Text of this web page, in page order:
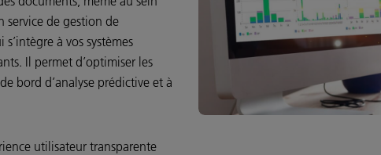
service de gestion de
à vos systèmes
Il permet d’optimiser les
bord d’analyse prédictive et à
utilisateur transparente